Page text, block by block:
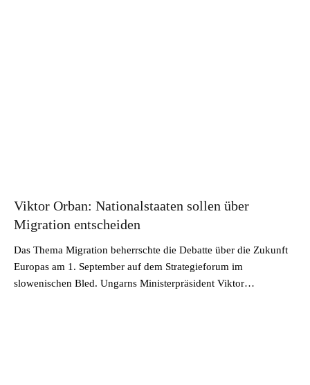
Viktor Orban: Nationalstaaten sollen über
Migration entscheiden
Das Thema Migration beherrschte die Debatte über die Zukunft
Europas am 1. September auf dem Strategieforum im
slowenischen Bled. Ungarns Ministerpräsident Viktor…